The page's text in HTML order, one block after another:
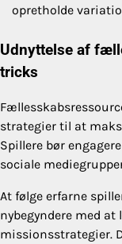
opretholde
Udnyttelse af
tricks
strategier til at
Spillere bør
sociale
At følge erfarne
nybegyndere med
missionsstrategier.